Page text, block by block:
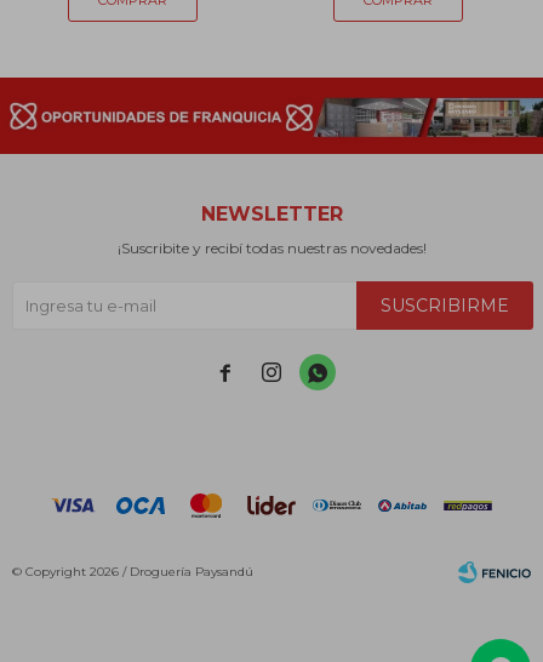
NEWSLETTER
¡Suscribite y recibí todas nuestras novedades!
SUSCRIBIRME
  
© Copyright 2026 / Droguería Paysandú